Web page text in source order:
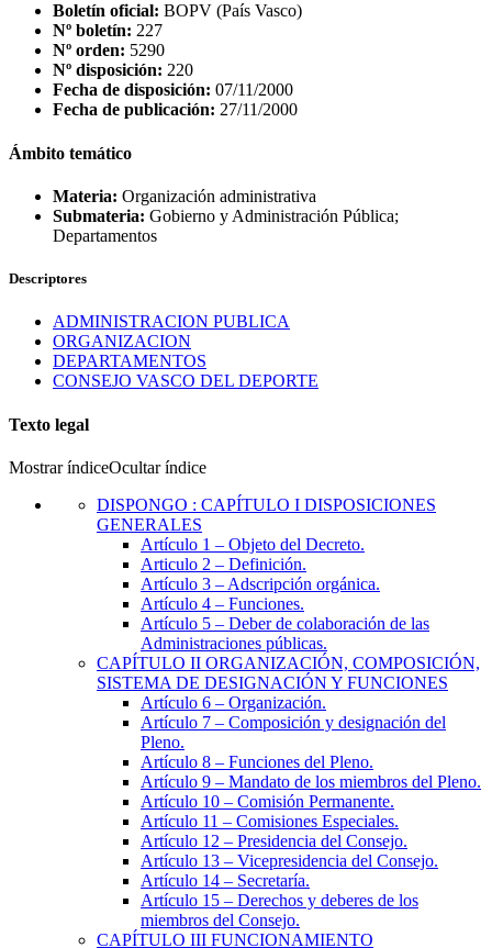
Boletín oficial: BOPV (País Vasco)
Nº boletín: 227
Nº orden: 5290
Nº disposición: 220
Fecha de disposición: 07/11/2000
Fecha de publicación: 27/11/2000
Ámbito temático
Materia: Organización administrativa
Submateria: Gobierno y Administración Pública;
Departamentos
Descriptores
ADMINISTRACION PUBLICA
ORGANIZACION
DEPARTAMENTOS
CONSEJO VASCO DEL DEPORTE
Texto legal
Mostrar índiceOcultar índice
DISPONGO : CAPÍTULO I DISPOSICIONES
GENERALES
Artículo 1 – Objeto del Decreto.
Articulo 2 – Definición.
Artículo 3 – Adscripción orgánica.
Artículo 4 – Funciones.
Artículo 5 – Deber de colaboración de las
Administraciones públicas.
CAPÍTULO II ORGANIZACIÓN, COMPOSICIÓN,
SISTEMA DE DESIGNACIÓN Y FUNCIONES
Artículo 6 – Organización.
Artículo 7 – Composición y designación del
Pleno.
Artículo 8 – Funciones del Pleno.
Artículo 9 – Mandato de los miembros del Pleno.
Artículo 10 – Comisión Permanente.
Artículo 11 – Comisiones Especiales.
Artículo 12 – Presidencia del Consejo.
Artículo 13 – Vicepresidencia del Consejo.
Artículo 14 – Secretaría.
Artículo 15 – Derechos y deberes de los
miembros del Consejo.
CAPÍTULO III FUNCIONAMIENTO